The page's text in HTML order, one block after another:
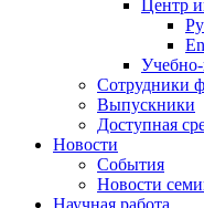
Центр
Учебно-
Сотрудники
Выпускники
Доступная
Новости
События
Новости
Научная работа